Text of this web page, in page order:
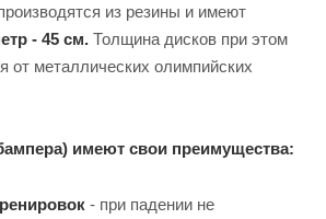
из резины и имеют
- 45 см. Толщина дисков при этом
от металлических олимпийских
имеют свои преимущества:
- при падении не